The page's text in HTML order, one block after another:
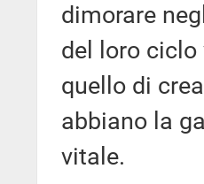
dimorare
del loro ciclo
quello di
abbiano la
vitale.